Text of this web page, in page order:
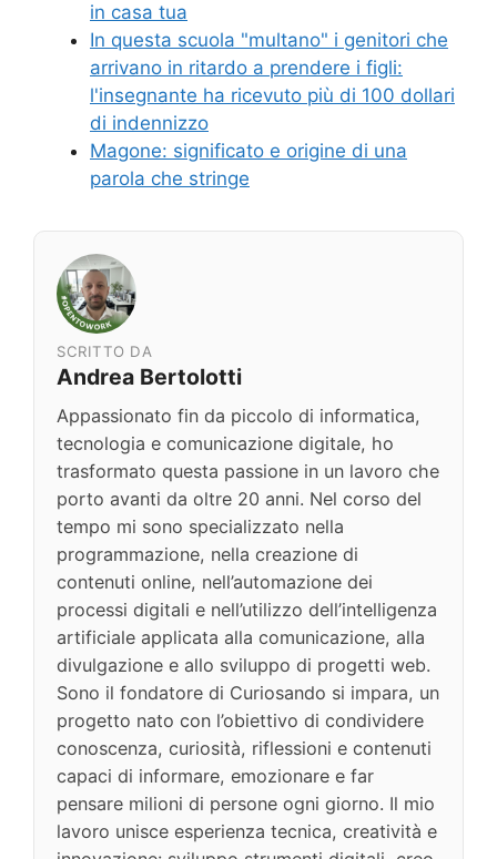
in casa tua
In questa scuola "multano" i genitori che
arrivano in ritardo a prendere i figli:
l'insegnante ha ricevuto più di 100 dollari
di indennizzo
Magone: significato e origine di una
parola che stringe
SCRITTO DA
Andrea Bertolotti
Appassionato fin da piccolo di informatica,
tecnologia e comunicazione digitale, ho
trasformato questa passione in un lavoro che
porto avanti da oltre 20 anni. Nel corso del
tempo mi sono specializzato nella
programmazione, nella creazione di
contenuti online, nell’automazione dei
processi digitali e nell’utilizzo dell’intelligenza
artificiale applicata alla comunicazione, alla
divulgazione e allo sviluppo di progetti web.
Sono il fondatore di Curiosando si impara, un
progetto nato con l’obiettivo di condividere
conoscenza, curiosità, riflessioni e contenuti
capaci di informare, emozionare e far
pensare milioni di persone ogni giorno. Il mio
lavoro unisce esperienza tecnica, creatività e